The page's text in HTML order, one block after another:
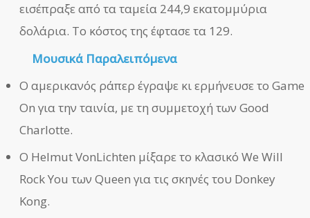
εισέπραξε από τα ταμεία 244,9 εκατομμύρια
δολάρια. Το κόστος της έφτασε τα 129.
Μουσικά Παραλειπόμενα
Ο αμερικανός ράπερ έγραψε κι ερμήνευσε το Game
On για την ταινία, με τη συμμετοχή των Good
Charlotte.
Ο Helmut VonLichten μίξαρε το κλασικό We Will
Rock You των Queen για τις σκηνές του Donkey
Kong.